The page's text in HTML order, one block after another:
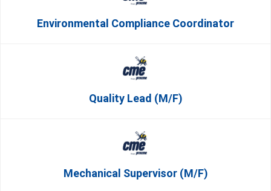
Environmental Compliance Coordinator
Quality Lead (m/f)
Mechanical Supervisor (m/f)